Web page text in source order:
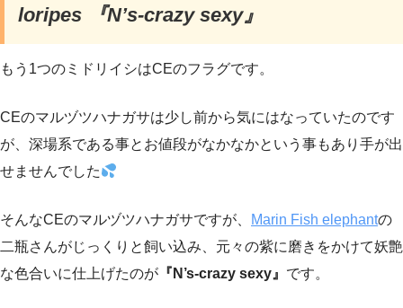
loripes 『N’s-crazy sexy』
もう1つのミドリイシはCEのフラグです。
CEのマルヅツハナガサは少し前から気にはなっていたのです
が、深場系である事とお値段がなかなかという事もあり手が出
せませんでした
そんなCEのマルヅツハナガサですが、 Marin Fish elephantの
二瓶さんがじっくりと飼い込み、元々の紫に磨きをかけて妖艶
な色合いに仕上げたのが 『N’s-crazy sexy』 です。